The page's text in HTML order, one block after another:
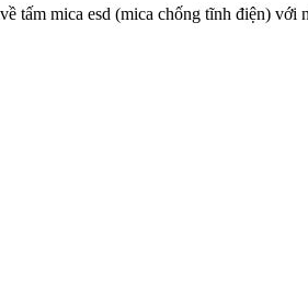
tấm mica esd (mica chống tĩnh điện) với